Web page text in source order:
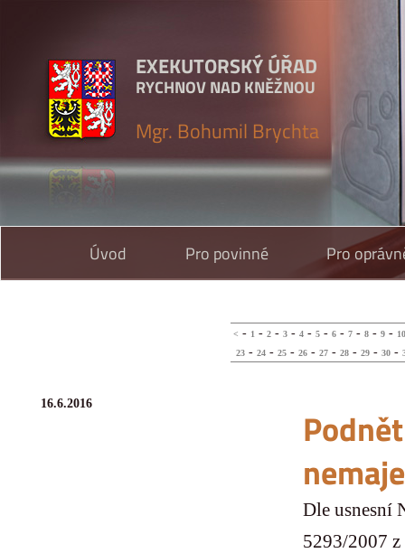
EXEKUTORSKÝ ÚŘAD
RYCHNOV NAD KNĚŽNOU
Mgr. Bohumil Brychta
Úvod Pro povinné Pro
< - 1- 2- 3- 4- 5- 6- 7- 8- 9- 10
23 - 24 - 25 - 26 - 27 - 28 - 29 - 30 -
16.6.2016
Dle usnesní
5293/2007